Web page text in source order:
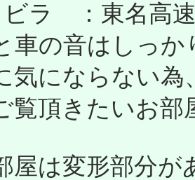
ビラ ：東名高
車の音はしっ
気にならない
覧頂きたいお部
は変形部分が